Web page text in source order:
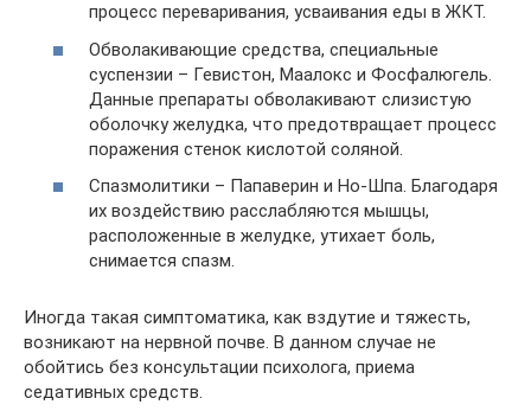
процесс переваривания, усваивания еды в ЖКТ.
Обволакивающие средства, специальные
суспензии – Гевистон, Маалокс и Фосфалюгель.
Данные препараты обволакивают слизистую
оболочку желудка, что предотвращает процесс
поражения стенок кислотой соляной.
Спазмолитики – Папаверин и Но-Шпа. Благодаря
их воздействию расслабляются мышцы,
расположенные в желудке, утихает боль,
снимается спазм.
Иногда такая симптоматика, как вздутие и тяжесть,
возникают на нервной почве. В данном случае не
обойтись без консультации психолога, приема
седативных средств.